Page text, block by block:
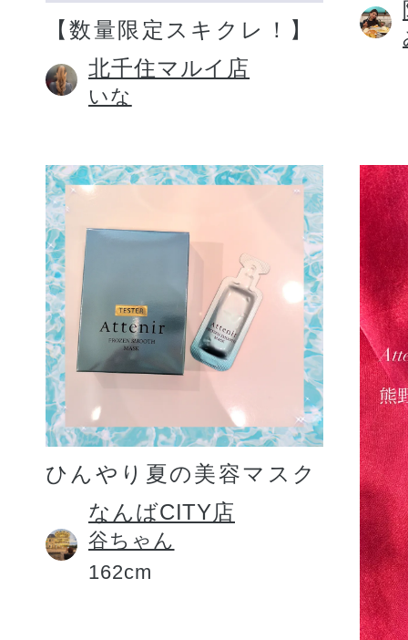
【数量限定スキクレ！】
北千住マルイ店
いな
ひんやり夏の美容マスク
なんばCITY店
谷ちゃん
162cm